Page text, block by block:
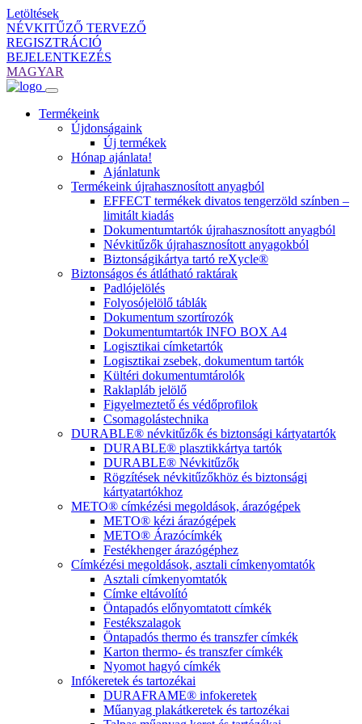
Letöltések
NÉVKITŰZŐ TERVEZŐ
REGISZTRÁCIÓ
BEJELENTKEZÉS
MAGYAR
Termékeink
Újdonságaink
Új termékek
Hónap ajánlata!
Ajánlatunk
Termékeink újrahasznosított anyagból
EFFECT termékek divatos tengerzöld színben –
limitált kiadás
Dokumentumtartók újrahasznosított anyagból
Névkitűzők újrahasznosított anyagokból
Biztonságikártya tartó reXycle®
Biztonságos és átlátható raktárak
Padlójelölés
Folyosójelölő táblák
Dokumentum szortírozók
Dokumentumtartók INFO BOX A4
Logisztikai címketartók
Logisztikai zsebek, dokumentum tartók
Kültéri dokumentumtárolók
Raklapláb jelölő
Figyelmeztető és védőprofilok
Csomagolástechnika
DURABLE® névkitűzők és biztonsági kártyatartók
DURABLE® plasztikkártya tartók
DURABLE® Névkitűzők
Rögzítések névkitűzőkhöz és biztonsági
kártyatartókhoz
METO® címkézési megoldások, árazógépek
METO® kézi árazógépek
METO® Árazócímkék
Festékhenger árazógéphez
Címkézési megoldások, asztali címkenyomtatók
Asztali címkenyomtatók
Címke eltávolító
Öntapadós előnyomtatott címkék
Festékszalagok
Öntapadós thermo és transzfer címkék
Karton thermo- és transzfer címkék
Nyomot hagyó címkék
Infókeretek és tartozékai
DURAFRAME® infokeretek
Műanyag plakátkeretek és tartozékai